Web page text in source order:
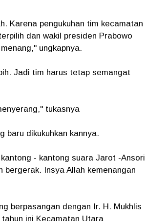
Karena pengukuhan tim kecamatan
dan wakil presiden Prabowo
ungkapnya.
Jadi tim harus tetap semangat
tukasnya
baru dikukuhkan kannya.
- kantong suara Jarot -Ansori
Insya Allah kemenangan
berpasangan dengan Ir. H. Mukhlis
ini Kecamatan Utara